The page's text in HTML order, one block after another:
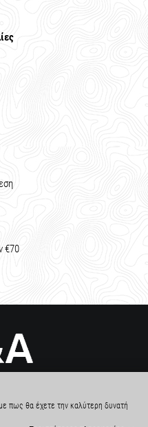
€70
πως θα έχετε την καλύτερη δυνατή